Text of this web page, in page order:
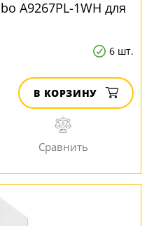
A9267PL-1WH для
6 шт.
В КОРЗИНУ